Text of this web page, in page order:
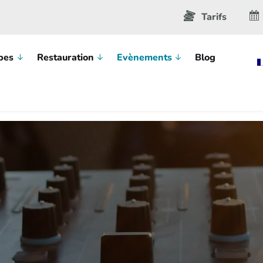
Tarifs
Restauration Evènements Blog